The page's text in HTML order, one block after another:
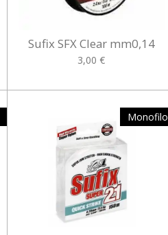
Sufix SFX Clear mm0,14
3,00 €
Monofilo